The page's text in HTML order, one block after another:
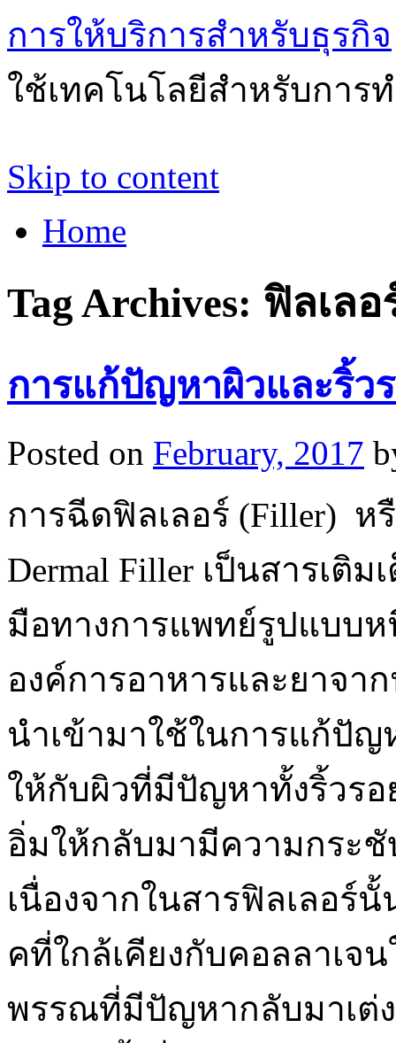
การให้บริการสำหรับธุรกิจ
ใช้เทคโนโลยีสำหรับการ
Skip to content
Home
Tag Archives: ฟิลเลอ
การแก้ปัญหาผิวและริ้ว
Posted on February, 2017
การฉีดฟิลเลอร์ (Filler) ห
Dermal Filler เป็นสารเติ
มือทางการแพทย์รูปแบบห
องค์การอาหารและยาจา
นำเข้ามาใช้ในการแก้ปัญ
ให้กับผิวที่มีปัญหาทั้งริ้วรอ
อิ่มให้กลับมามีความกระ
เนื่องจากในสารฟิลเลอร์
คที่ใกล้เคียงกับคอลลาเจ
พรรณที่มีปัญหากลับมาเต่